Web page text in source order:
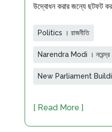
উদ্বোধন করার জন্যে ছটফট
Politics । রাজনীতি
Narendra Modi । নরেন্দ্র
New Parliament
[ Read More ]